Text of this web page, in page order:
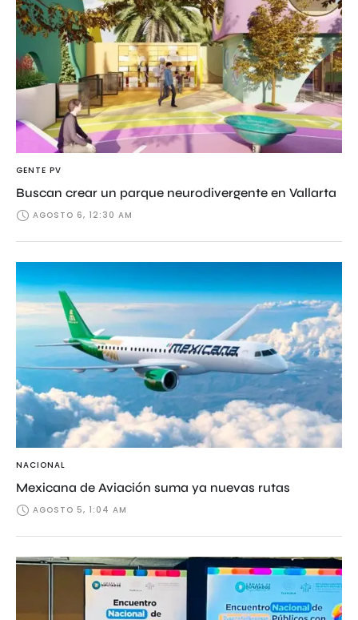
GENTE PV
Buscan crear un parque neurodivergente en Vallarta
AGOSTO 6, 12:30 AM
NACIONAL
Mexicana de Aviación suma ya nuevas rutas
AGOSTO 5, 1:04 AM